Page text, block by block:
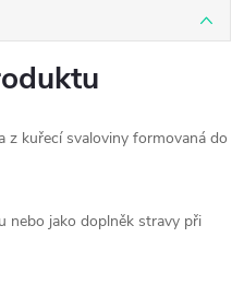
z kuřecí svaloviny formovaná do
nebo jako doplněk stravy při